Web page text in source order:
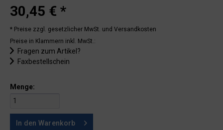
30,45 € *
* Preise zzgl. gesetzlicher MwSt. und Versandkosten
Preise in Klammern inkl. MwSt.:
Fragen zum Artikel?
Faxbestellschein
Menge:
In den Warenkorb